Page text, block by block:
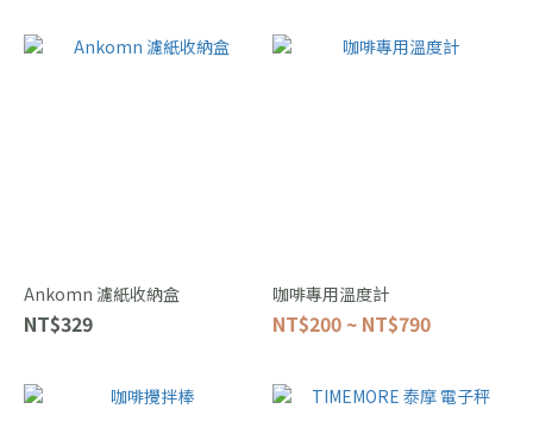
Ankomn 濾紙收納盒
NT$329
咖啡專用溫度計
NT$200 ~ NT$790